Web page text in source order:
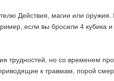
Действия, магии или оружия.
если вы бросили 4 кубика
но со временем
к травмам, порой